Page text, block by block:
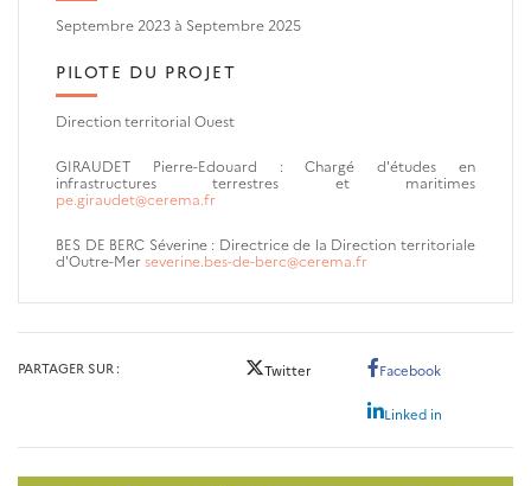
Septembre 2023 à Septembre 2025
PILOTE DU PROJET
Direction territorial Ouest
GIRAUDET Pierre-Edouard :Chargé d'études en
infrastructures terrestres et maritimes
pe.giraudet@cerema.fr
BES DE BERC Séverine : Directrice de la Direction territoriale
d'Outre-Merseverine.bes-de-berc@cerema.fr
PARTAGER SUR Twitter Facebook
Linked in